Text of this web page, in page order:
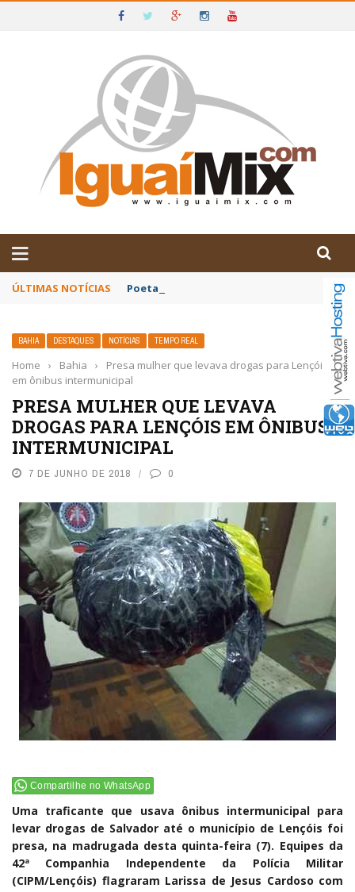
IGUAÍ E SUDOESTE DA BAHIA
ÚLTIMAS NOTÍCIAS Poetas baianos representam o Brasil no
BAHIA DESTAQUES NOTÍCIAS TEMPO REAL
Home › Bahia ›
Presa mulher que levava drogas para Lençóis
em ônibus intermunicipal
PRESA MULHER QUE LEVAVA
DROGAS PARA LENÇÓIS EM ÔNIBUS
INTERMUNICIPAL
7 DE JUNHO DE 2018 0
Compartilhe no WhatsApp
Uma traficante que usava ônibus intermunicipal para
levar drogas de Salvador até o município de Lençóis foi
presa, na madrugada desta quinta-feira (7). Equipes da
42ª Companhia Independente da Polícia Militar
(CIPM/Lençóis) flagraram Larissa de Jesus Cardoso com